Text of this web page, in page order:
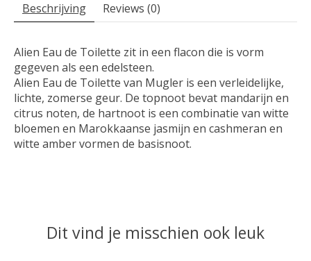
Beschrijving Reviews (0)
Alien Eau de Toilette zit in een flacon die is vorm
gegeven als een edelsteen.
Alien Eau de Toilette van Mugler is een verleidelijke,
lichte, zomerse geur. De topnoot bevat mandarijn en
citrus noten, de hartnoot is een combinatie van witte
bloemen en Marokkaanse jasmijn en cashmeran en
witte amber vormen de basisnoot.
Dit vind je misschien ook leuk